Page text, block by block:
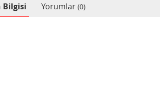
Bilgisi Yorumlar (0)